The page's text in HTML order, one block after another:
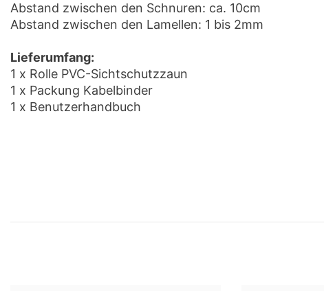
Abstand zwischen den Schnuren: ca. 10cm
Abstand zwischen den Lamellen: 1 bis 2mm
Lieferumfang:
1 x Rolle PVC-Sichtschutzzaun
1 x Packung Kabelbinder
1 x Benutzerhandbuch